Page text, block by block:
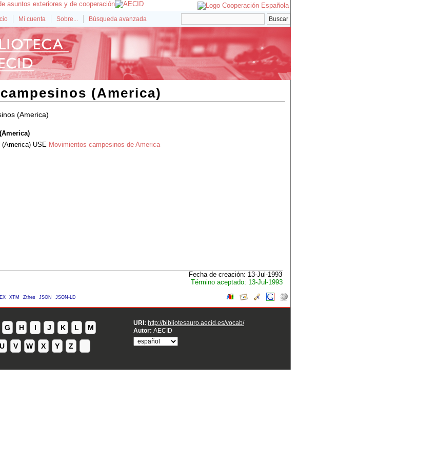
Mi cuenta Sobre... Búsqueda avanzada
(America)
(America)
USE Movimientos campesinos de America
Fecha de creación: 13-Jul-1993
Término aceptado: 13-Jul-1993
XTM Zthes JSON JSON-LD
G H I J K L M
U V W X Y Z
URI: http://bibliotesauro.aecid.es/vocab/
Autor: AECID